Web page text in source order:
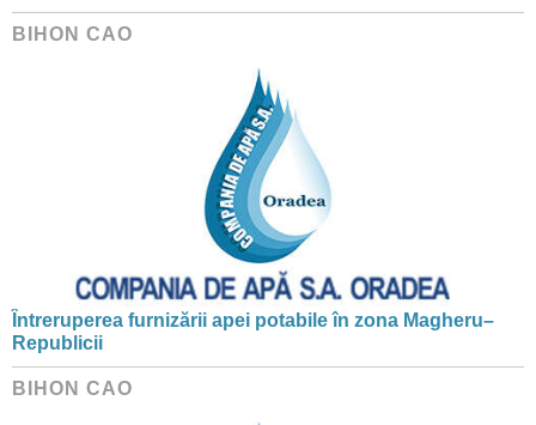
BIHON CAO
Întreruperea furnizării apei potabile în zona Magheru–
Republicii
BIHON CAO